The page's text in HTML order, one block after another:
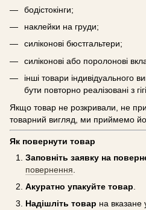
бодістокінги;
наклейки на груди;
силіконові бюстгальтери;
силіконові або поролонові
інші товари індивідуального
бути повторно реалізовані з
Якщо товар не розкривали, не
товарний вигляд, ми приймемо
Як повернути товар
Заповніть заявку на
повернення
Акуратно упакуйте товар
Надішліть товар на вказане